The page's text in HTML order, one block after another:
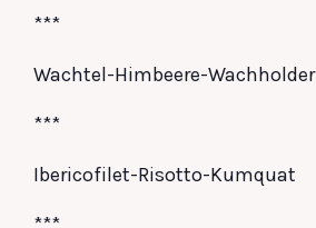
***
Wachtel-Himbeere-Wachholder
***
Ibericofilet-Risotto-Kumquat